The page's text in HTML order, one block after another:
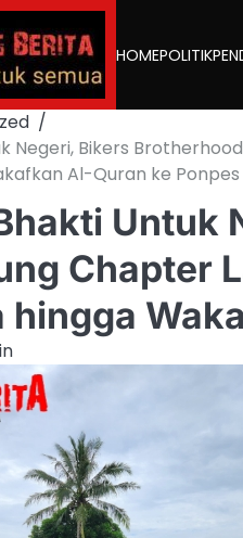
HOMEPOLITIK
Negeri, Bikers
Al-Quran ke Ponpes
Untuk
Chapter
hingga